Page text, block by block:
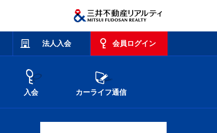
法人入会 会員ログイン
入会 カーライフ通信